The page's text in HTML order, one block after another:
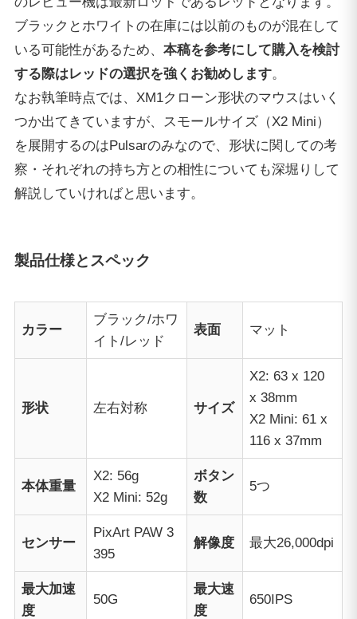
ブラックとホワイトの在庫には以前のものが混在して
いる可能性があるため、 本稿を参考にして購入を検討
する際はレッドの選択を強くお勧めします。
なお執筆時点では、XM1クローン形状のマウスはいく
つか出てきていますが、スモールサイズ（X2 Mini）
を展開するのはPulsarのみなので、形状に関しての考
察・それぞれの持ち方との相性についても深堀りして
解説していければと思います。
製品仕様とスペック
カラー
ブラック/ホワ
イト/レッド
表面 マット
形状 左右対称 サイズ
X2: 63 x 120
x 38mm
X2 Mini: 61 x
116 x 37mm
本体重量
X2: 56g
X2 Mini: 52g
ボタン
数
5つ
センサー
PixArt PAW 3
395
解像度 最大26,000dpi
最大加速
度
50G
最大速
度
650IPS